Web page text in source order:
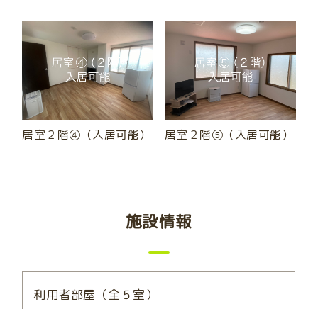
居室２階④（入居可能） 居室２階⑤（入居可能）
施設情報
利用者部屋（全５室）